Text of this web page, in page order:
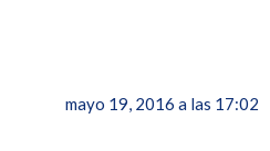
mayo 19, 2016 a las 17:02